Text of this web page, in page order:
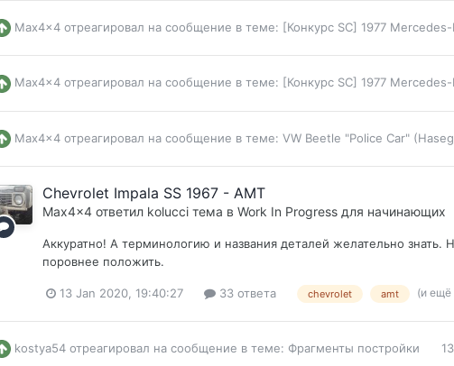
Max4x4 отреагировал на сообщение в теме: [Конкурс SC] 1977
Max4x4 отреагировал на сообщение в теме: [Конкурс SC] 1977
Max4x4 отреагировал на сообщение в теме: VW Beetle "Police Car"
Chevrolet Impala SS 1967 - AMT
Max4x4 ответил kolucci тема в Work In Progress для начинающих
Аккуратно! А терминологию и названия деталей желательно
поровнее положить.
13 Jan 2020, 19:40:27 33 ответа chevrolet amt (и ещё
kostya54 отреагировал на сообщение в теме: Фрагменты постройки